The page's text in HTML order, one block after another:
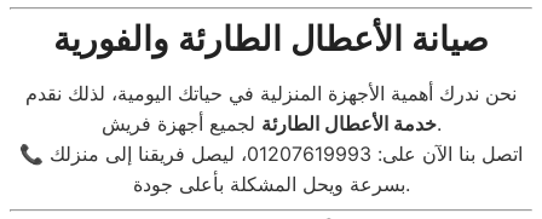
صيانة الأعطال الطارئة والفورية
نحن ندرك أهمية الأجهزة المنزلية في حياتك اليومية، لذلك نقدم
خدمة الأعطال الطارئةلجميع أجهزة فريش.
📞 اتصل بنا الآن على: 01207619993، ليصل فريقنا إلى منزلك
بسرعة ويحل المشكلة بأعلى جودة.